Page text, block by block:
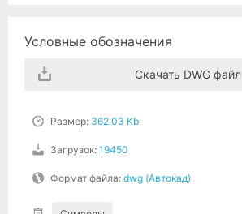
Условные обозначения
Скачать DWG файл
Размер: 362.03 Kb
Загрузок: 19450
Формат файла: dwg (Автокад)